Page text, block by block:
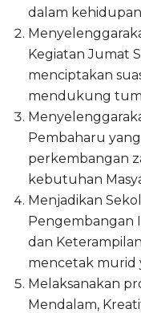
dalam
Kegiatan Jumat
menciptakan
mendukung
Pembaharu
perkembangan
kebutuhan
Menjadikan
Pengembangan
dan
mencetak murid
Melaksanakan
Mendalam,